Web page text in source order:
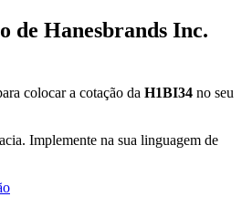
de Hanesbrands Inc.
colocar a cotação da H1BI34 no seu
Implemente na sua linguagem de